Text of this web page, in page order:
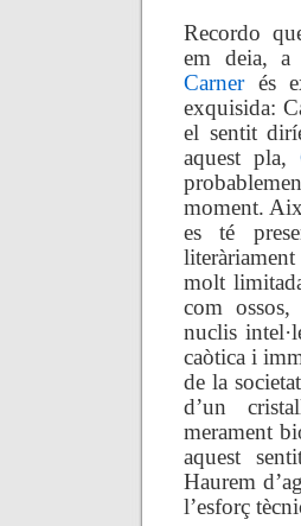
Recordo
em deia, a
Carner és
exquisida:
el sentit
aquest pla,
moment.
es té
molt
com ossos,
nuclis
caòtica i
de la
d’un
merament
aquest
Haurem
l’esforç